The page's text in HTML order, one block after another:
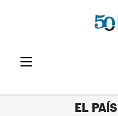
Navegación
de
☰
EL